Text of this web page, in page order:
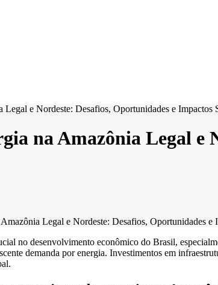
na Amazônia Legal e
Legal e Nordeste: Desafios, Oportunidades e
no desenvolvimento econômico do Brasil,
demanda por energia. Investimentos em